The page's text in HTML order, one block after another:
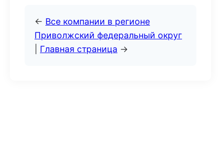
← Все компании в регионе
Приволжский федеральный округ
Главная страница →